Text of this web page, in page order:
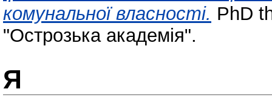
комунальної власності. PhD
"Острозька академія".
Я